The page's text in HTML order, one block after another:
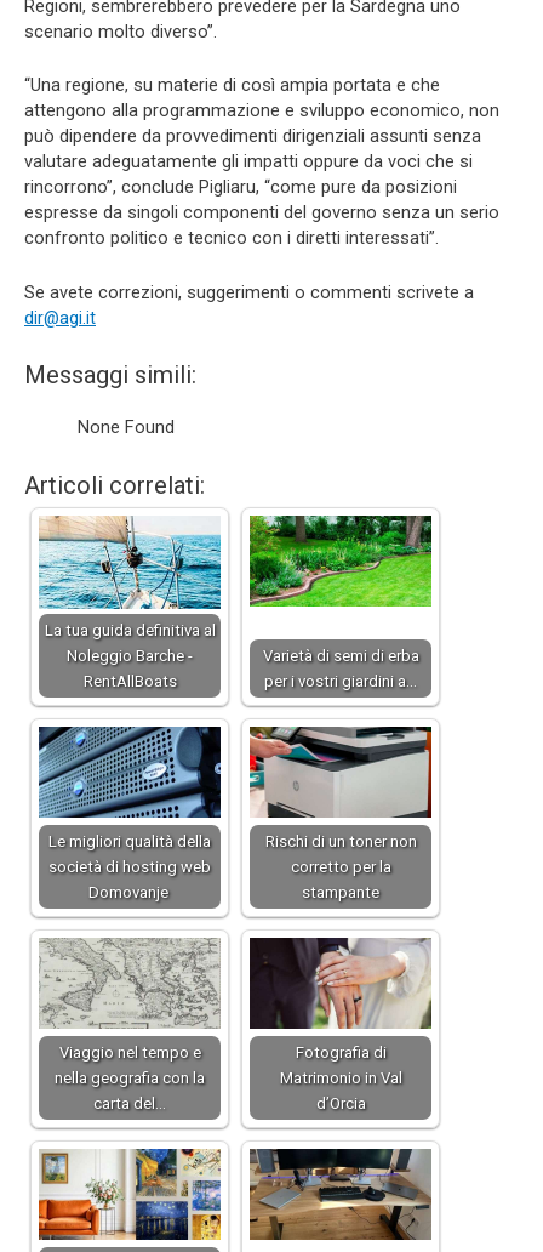
Regioni, sembrerebbero prevedere per la Sardegna uno
scenario molto diverso”.
“Una regione, su materie di così ampia portata e che
attengono alla programmazione e sviluppo economico, non
può dipendere da provvedimenti dirigenziali assunti senza
valutare adeguatamente gli impatti oppure da voci che si
rincorrono”, conclude Pigliaru, “come pure da posizioni
espresse da singoli componenti del governo senza un serio
confronto politico e tecnico con i diretti interessati”.
Se avete correzioni, suggerimenti o commenti scrivete a
dir@agi.it
Messaggi simili:
None Found
Articoli correlati:
La tua guida definitiva al
Noleggio Barche -
RentAllBoats
Varietà di semi di erba
per i vostri giardini a…
Le migliori qualità della
società di hosting web
Domovanje
Rischi di un toner non
corretto per la
stampante
Viaggio nel tempo e
nella geografia con la
carta del…
Fotografia di
Matrimonio in Val
d’Orcia